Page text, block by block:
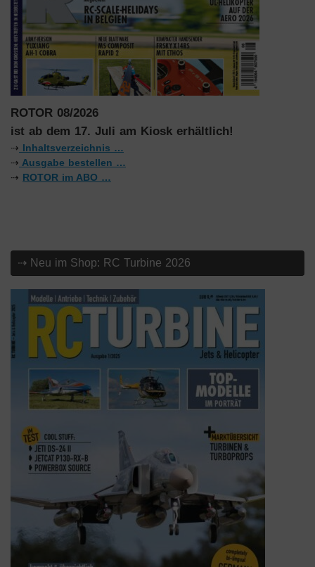
ROTOR 08/2026
ist ab dem 17. Juli am Kiosk erhältlich!
⇢ Inhaltsverzeichnis …
⇢ Ausgabe bestellen …
⇢ ROTOR im ABO …
⇢ Neu im Shop: RC Turbine 2026